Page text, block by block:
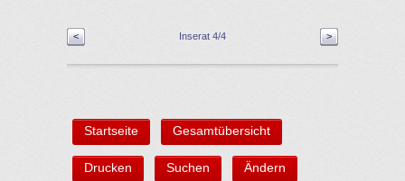
< Inserat 4/4 >
Startseite Gesamtübersicht
Drucken Suchen Ändern